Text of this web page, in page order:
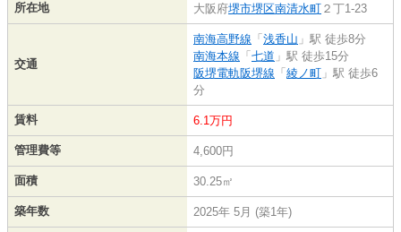
所在地 大阪府堺市堺区南清水町 ２丁1-23
交通
南海高野線 「 浅香山 」駅 徒歩8分
南海本線 「 七道 」駅 徒歩15分
阪堺電軌阪堺線 「 綾ノ町 」駅 徒歩6
分
賃料 6.1万円
管理費等 4,600円
面積 30.25㎡
築年数 2025年 5月 (築1年)